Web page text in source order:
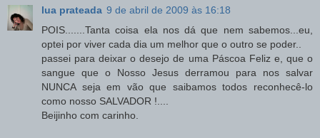
lua prateada 9 de abril de 2009 às 16:18
POIS.......Tanta coisa ela nos dá que nem sabemos...eu,
optei por viver cada dia um melhor que o outro se poder..
passei para deixar o desejo de uma Páscoa Feliz e, que o
sangue que o Nosso Jesus derramou para nos salvar
NUNCA seja em vão que saibamos todos reconhecê-lo
como nosso SALVADOR !....
Beijinho com carinho.